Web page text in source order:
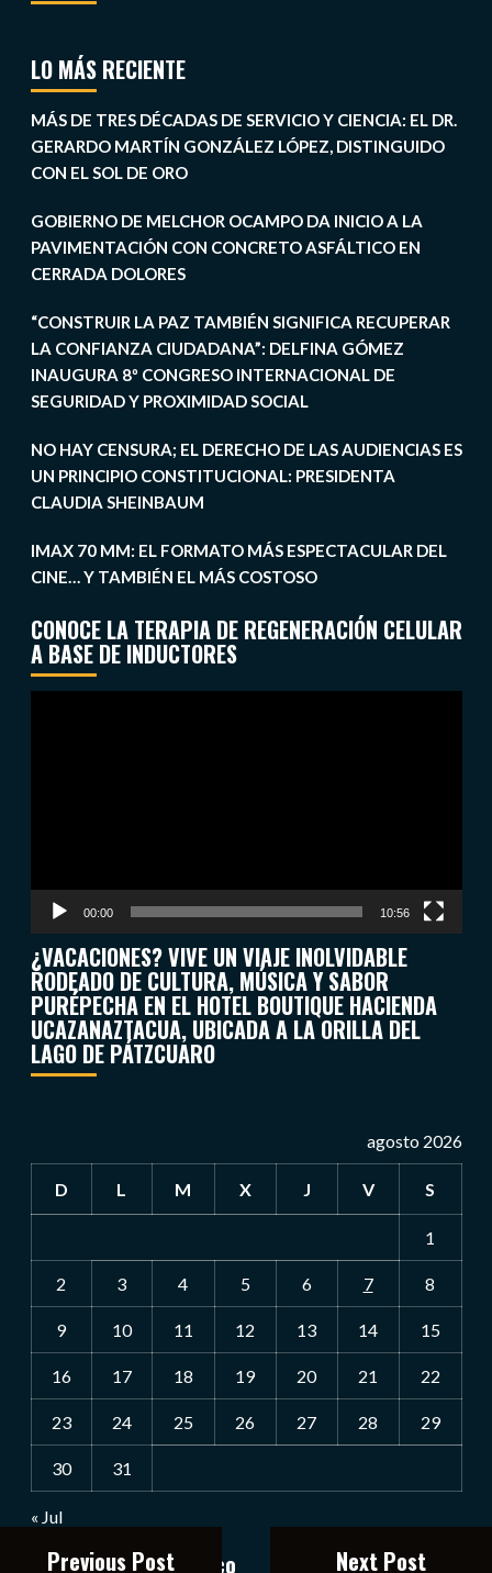
LO MÁS RECIENTE
MÁS DE TRES DÉCADAS DE SERVICIO Y CIENCIA: EL DR.
GERARDO MARTÍN GONZÁLEZ LÓPEZ, DISTINGUIDO
CON EL SOL DE ORO
GOBIERNO DE MELCHOR OCAMPO DA INICIO A LA
PAVIMENTACIÓN CON CONCRETO ASFÁLTICO EN
CERRADA DOLORES
“CONSTRUIR LA PAZ TAMBIÉN SIGNIFICA RECUPERAR
LA CONFIANZA CIUDADANA”: DELFINA GÓMEZ
INAUGURA 8º CONGRESO INTERNACIONAL DE
SEGURIDAD Y PROXIMIDAD SOCIAL
NO HAY CENSURA; EL DERECHO DE LAS AUDIENCIAS ES
UN PRINCIPIO CONSTITUCIONAL: PRESIDENTA
CLAUDIA SHEINBAUM
IMAX 70 MM: EL FORMATO MÁS ESPECTACULAR DEL
CINE… Y TAMBIÉN EL MÁS COSTOSO
CONOCE LA TERAPIA DE REGENERACIÓN CELULAR
A BASE DE INDUCTORES
00:00 10:56
¿VACACIONES? VIVE UN VIAJE INOLVIDABLE
RODEADO DE CULTURA, MÚSICA Y SABOR
PURÉPECHA EN EL HOTEL BOUTIQUE HACIENDA
UCAZANAZTACUA, UBICADA A LA ORILLA DEL
LAGO DE PÁTZCUARO
agosto 2026
D L M X J V S
1
2 3 4 5 6 7 8
9 10 11 12 13 14 15
16 17 18 19 20 21 22
23 24 25 26 27 28 29
30 31
« Jul
Notiexpress de México
Previous Post Next Post